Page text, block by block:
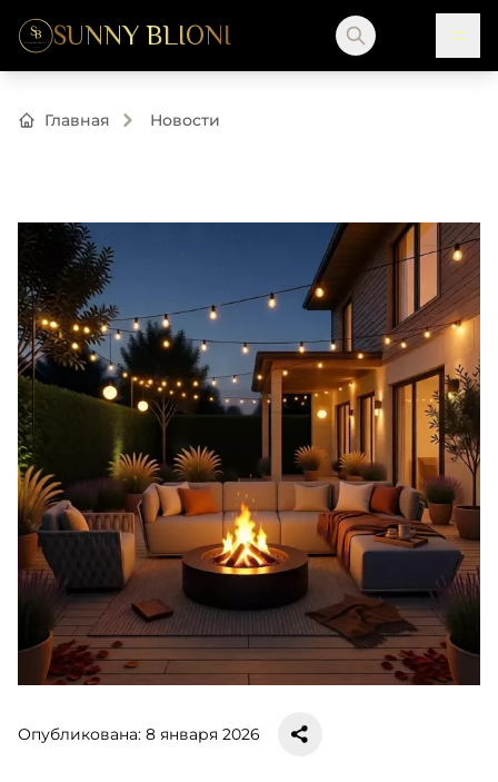
SUNNY BLIONI
Главная Новости
Опубликована: 8 января 2026